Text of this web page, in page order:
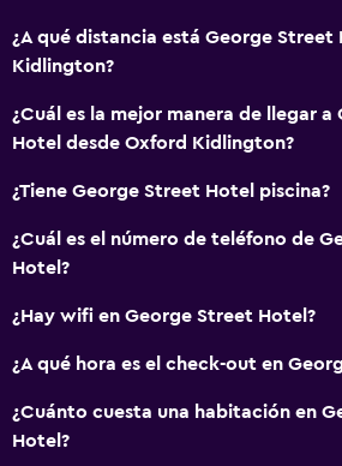
¿A qué distancia está George Street
Kidlington?
¿Cuál es la mejor manera de llegar
Hotel desde Oxford Kidlington?
¿Tiene George Street Hotel piscina?
¿Cuál es el número de teléfono de
Hotel?
¿Hay wifi en George Street Hotel?
¿A qué hora es el check-out en
¿Cuánto cuesta una habitación en
Hotel?